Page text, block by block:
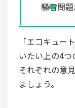
騒音問
「エコキュー
いたい上の4つ
それぞれの意
ましょう。